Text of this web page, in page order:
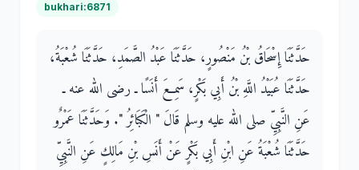
bukhari:6871
حَدَّثَنَا إِسْحَاقُ بْنُ مَنْصُورٍ، حَدَّثَنَا عَبْدُ الصَّمَدِ، حَدَّثَنَا شُعْبَةُ،
حَدَّثَنَا عُبَيْدُ اللَّهِ بْنُ أَبِي بَكْرٍ، سَمِعَ أَنَسًا ـ رضى الله عنه ـ
عَنِ النَّبِيِّ صلى الله عليه وسلم قَالَ ‏"‏ الْكَبَائِرُ ‏"‏‏.‏ وَحَدَّثَنَا عَمْرٌو
حَدَّثَنَا شُعْبَةُ عَنِ ابْنِ أَبِي بَكْرٍ عَنْ أَنَسِ بْنِ مَالِكٍ عَنِ النَّبِيِّ